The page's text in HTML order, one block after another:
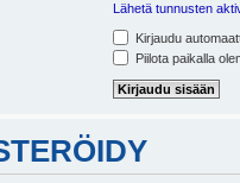
Lähetä tunnusten
Kirjaudu
Piilota paikalla